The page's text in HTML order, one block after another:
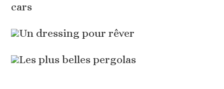
cars
Un dressing pour rêver
Les plus belles pergolas